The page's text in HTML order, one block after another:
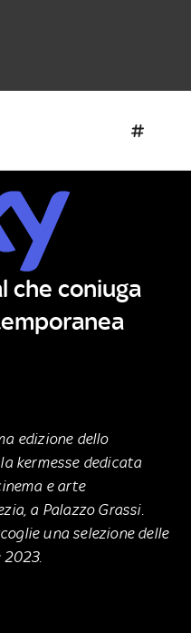
che coniuga
edizione dello
kermesse dedicata
e arte
a Palazzo Grassi.
una selezione delle